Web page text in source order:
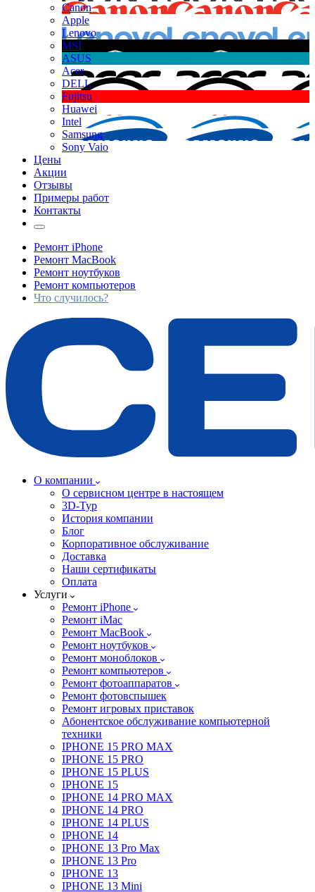
Canon
Apple
Lenovo
MSI
ASUS
Acer
DELL
Fujitsu
Huawei
Intel
Samsung
Sony Vaio
Цены
Акции
Отзывы
Примеры работ
Контакты
Ремонт iPhone
Ремонт MacBook
Ремонт ноутбуков
Ремонт компьютеров
Что случилось?
О компании
О сервисном центре в настоящем
3D-Тур
История компании
Блог
Корпоративное обслуживание
Доставка
Наши сертификаты
Оплата
Услуги
Ремонт iPhone
Ремонт iMac
Ремонт MacBook
Ремонт ноутбуков
Ремонт моноблоков
Ремонт компьютеров
Ремонт фотоаппаратов
Ремонт фотовспышек
Ремонт игровых приставок
Абонентское обслуживание компьютерной
техники
IPHONE 15 PRO MAX
IPHONE 15 PRO
IPHONE 15 PLUS
IPHONE 15
IPHONE 14 PRO MAX
IPHONE 14 PRO
IPHONE 14 PLUS
IPHONE 14
IPHONE 13 Pro Max
IPHONE 13 Pro
IPHONE 13
IPHONE 13 Mini